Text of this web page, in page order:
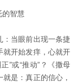
智慧
：当眼前出现一条捷
就开始发痒，心就开
”或“推动”？《撒母
是：真正的信心，